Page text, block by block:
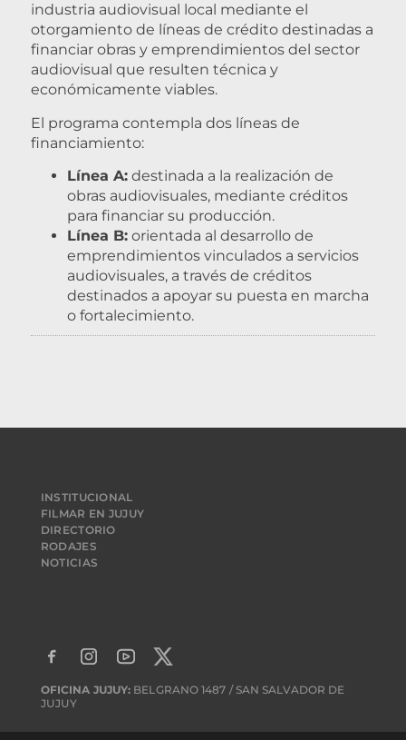
industria audiovisual local mediante el
otorgamiento de líneas de crédito destinadas a
financiar obras y emprendimientos del sector
audiovisual que resulten técnica y
económicamente viables.
El programa contempla dos líneas de
financiamiento:
Línea A: destinada a la realización de
obras audiovisuales, mediante créditos
para financiar su producción.
Línea B: orientada al desarrollo de
emprendimientos vinculados a servicios
audiovisuales, a través de créditos
destinados a apoyar su puesta en marcha
o fortalecimiento.
INSTITUCIONAL
FILMAR EN JUJUY
DIRECTORIO
RODAJES
NOTICIAS
OFICINA JUJUY: BELGRANO 1487 / SAN SALVADOR DE
JUJUY